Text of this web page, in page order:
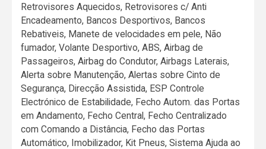
Retrovisores Aquecidos, Retrovisores c/ Anti
Encadeamento, Bancos Desportivos, Bancos
Rebativeis, Manete de velocidades em pele, Não
fumador, Volante Desportivo, ABS, Airbag de
Passageiros, Airbag do Condutor, Airbags Laterais,
Alerta sobre Manutenção, Alertas sobre Cinto de
Segurança, Direcção Assistida, ESP Controle
Electrónico de Estabilidade, Fecho Autom. das Portas
em Andamento, Fecho Central, Fecho Centralizado
com Comando a Distância, Fecho das Portas
Automático, Imobilizador, Kit Pneus, Sistema Ajuda ao